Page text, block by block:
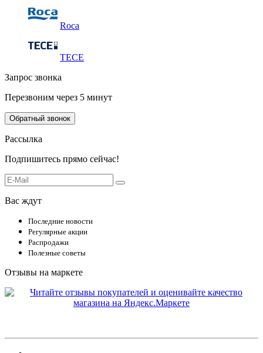
Roca
TECE
Запрос звонка
Перезвоним через 5 минут
Обратный звонок
Рассылка
Подпишитесь прямо сейчас!
Вас ждут
Последние новости
Регулярные акции
Распродажи
Полезные советы
Отзывы на маркете